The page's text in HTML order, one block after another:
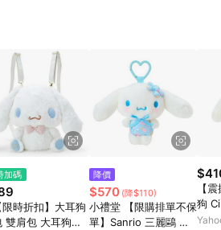
回饋者 - 購物中心商店之商品：商
購物金/超贈點/福利金/紅利折抵/折
購或批發轉賣不具回饋資格： 如
、批發轉賣而非最終消費使用者，
認定為準
加碼
限時折扣】大耳狗
雙肩包 大耳狗背
降價
$570 (降$110)
小禮堂 【限購排單不保
單】Sanrio 三麗鷗 大
【
狗